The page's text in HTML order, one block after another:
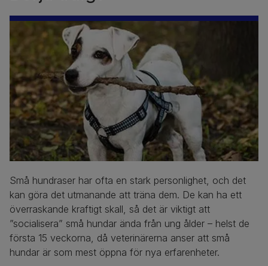
Små hundraser har ofta en stark personlighet, och det
kan göra det utmanande att träna dem. De kan ha ett
överraskande kraftigt skall, så det är viktigt att
”socialisera” små hundar ända från ung ålder – helst de
första 15 veckorna, då veterinärerna anser att små
hundar är som mest öppna för nya erfarenheter.